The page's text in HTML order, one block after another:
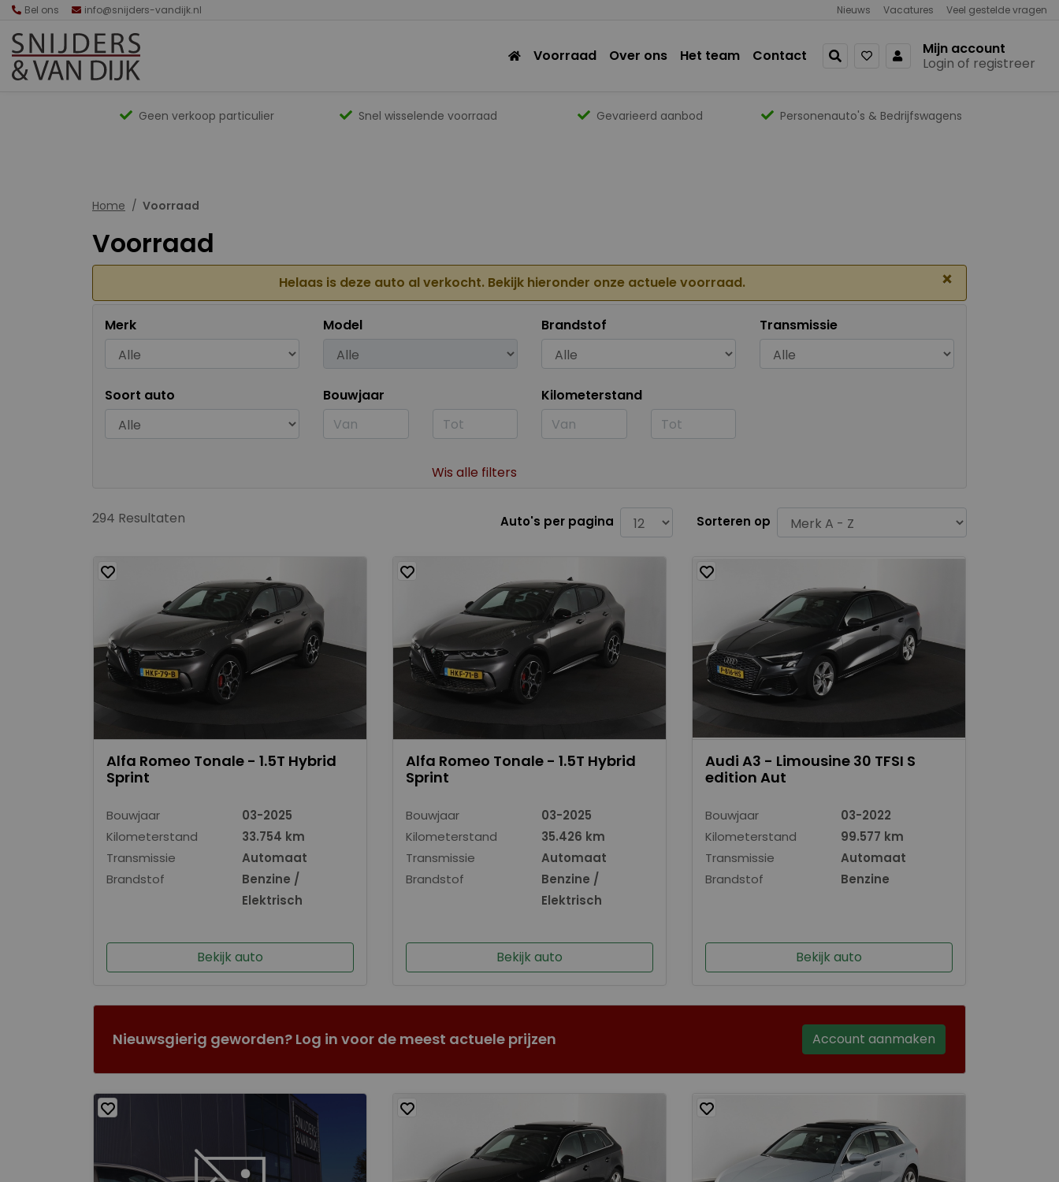
Bel ons info@snijders-vandijk.nl Nieuws Vacatures Veel gestelde vragen
Voorraad Over ons Het team Contact
Mijn account
Login of registreer
Geen verkoop particulier Snel wisselende voorraad Gevarieerd aanbod Personenauto's & Bedrijfswagens
Home Voorraad
Voorraad
Helaas is deze auto al verkocht. Bekijk hieronder onze actuele voorraad. ×
Merk Model Brandstof Transmissie
Soort auto Bouwjaar Kilometerstand
Wis alle filters
294 Resultaten Auto's per pagina Sorteren op
Alfa Romeo Tonale - 1.5T Hybrid
Sprint
Bouwjaar
03-2025
Kilometerstand
33.754 km
Transmissie
Automaat
Brandstof
Benzine /
Elektrisch
Bekijk auto
Alfa Romeo Tonale - 1.5T Hybrid
Sprint
Bouwjaar
03-2025
Kilometerstand
35.426 km
Transmissie
Automaat
Brandstof
Benzine /
Elektrisch
Bekijk auto
Audi A3 - Limousine 30 TFSI S
edition Aut
Bouwjaar
03-2022
Kilometerstand
99.577 km
Transmissie
Automaat
Brandstof
Benzine
Bekijk auto
Nieuwsgierig geworden? Log in voor de meest actuele prijzen Account aanmaken